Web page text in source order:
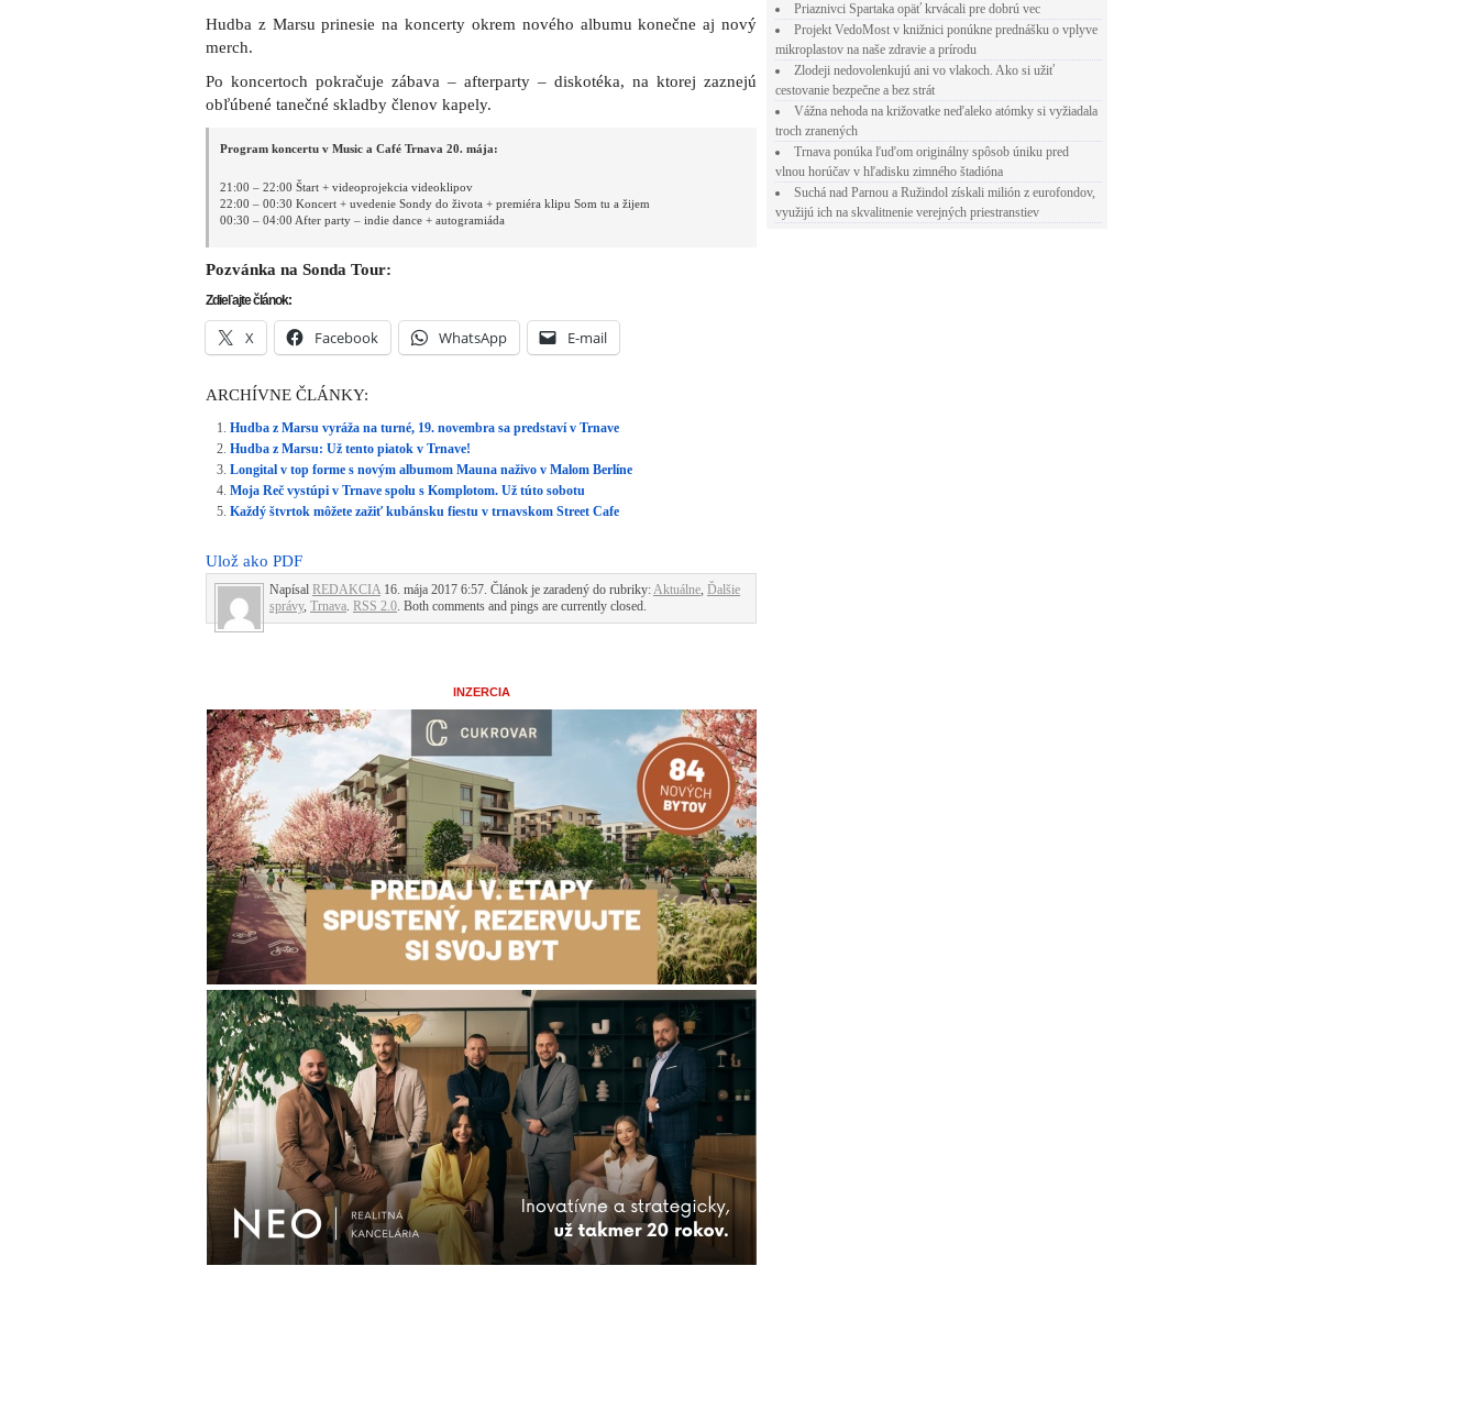
Hudba z Marsu prinesie na koncerty okrem nového albumu konečne aj nový
merch.
Po koncertoch pokračuje zábava – afterparty – diskotéka, na ktorej zaznejú
obľúbené tanečné skladby členov kapely.
Program koncertu v Music a Café Trnava 20. mája:
21:00 – 22:00 Štart + videoprojekcia videoklipov
22:00 – 00:30 Koncert + uvedenie Sondy do života + premiéra klipu Som tu a žijem
00:30 – 04:00 After party – indie dance + autogramiáda
Pozvánka na Sonda Tour:
Zdieľajte článok:
X Facebook WhatsApp E-mail
ARCHÍVNE ČLÁNKY:
Hudba z Marsu vyráža na turné, 19. novembra sa predstaví v Trnave
Hudba z Marsu: Už tento piatok v Trnave!
Longital v top forme s novým albumom Mauna naživo v Malom Berlíne
Moja Reč vystúpi v Trnave spolu s Komplotom. Už túto sobotu
Každý štvrtok môžete zažiť kubánsku fiestu v trnavskom Street Cafe
Ulož ako PDF
Napísal REDAKCIA 16. mája 2017 6:57. Článok je zaradený do rubriky:Aktuálne, Ďalšie
správy, Trnava. RSS 2.0. Both comments and pings are currently closed.
INZERCIA
Priaznivci Spartaka opäť krvácali pre dobrú vec
Projekt VedoMost v knižnici ponúkne prednášku o vplyve
mikroplastov na naše zdravie a prírodu
Zlodeji nedovolenkujú ani vo vlakoch. Ako si užiť
cestovanie bezpečne a bez strát
Vážna nehoda na križovatke neďaleko atómky si vyžiadala
troch zranených
Trnava ponúka ľuďom originálny spôsob úniku pred
vlnou horúčav v hľadisku zimného štadióna
Suchá nad Parnou a Ružindol získali milión z eurofondov,
využijú ich na skvalitnenie verejných priestranstiev